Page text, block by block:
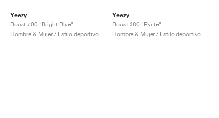
Yeezy
Boost 700 "Bright Blue"
Yeezy
Boost 380 "Pyrite"